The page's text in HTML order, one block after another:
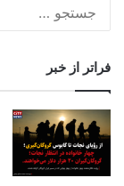
فراتر از خبر